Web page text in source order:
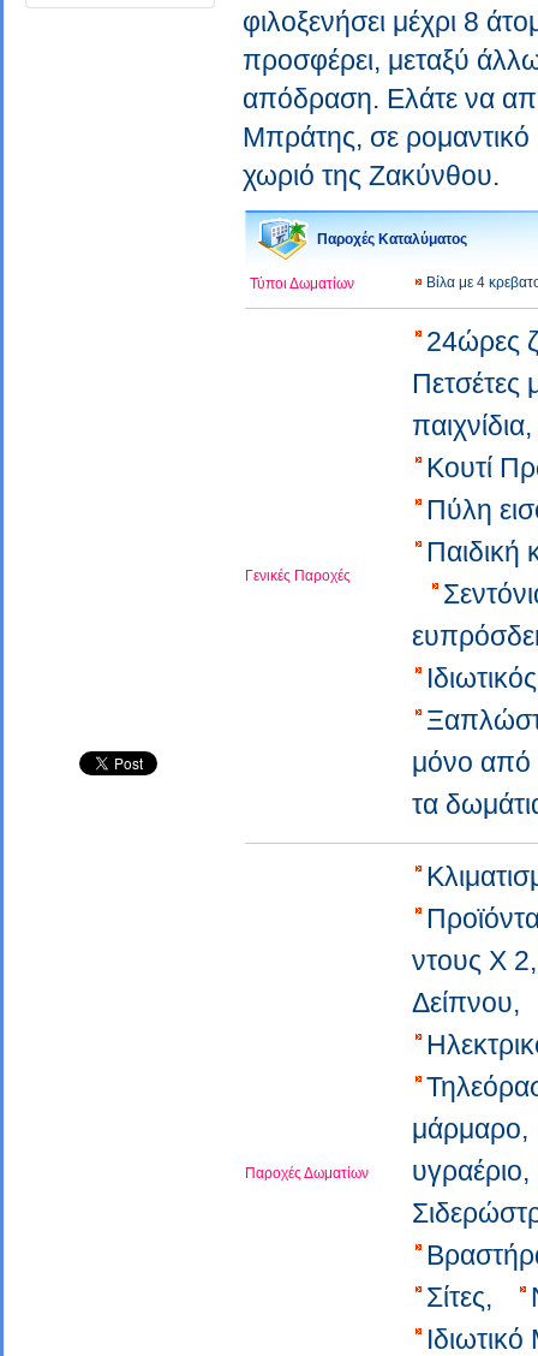
φιλοξενήσει μέχρι 8
προσφέρει, μεταξύ
απόδραση. Ελάτε να
Μπράτης, σε ρομαντικό
χωριό της Ζακύνθου.
Παροχές Καταλύματος
Τύποι Δωματίων Βίλα με 4
Γενικές Παροχές
24ώρες
Κουτί
Πύλη
Παιδική
μόνο
τα
Παροχές Δωματίων
ντους X
Δείπνου,
Σίτες,